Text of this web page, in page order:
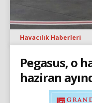
Havacılık Haberleri
Pegasus, o
haziran